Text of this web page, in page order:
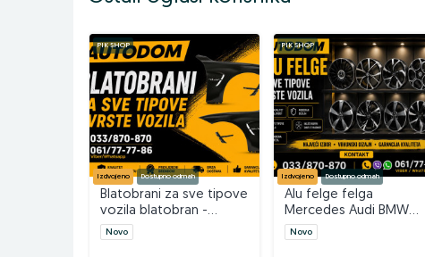
033/870-870 – TELEFON
061/77-77-86 – VIBER / WHATSAPP
INSTAGRAM – AUTODOM
PIK SHOP
Izdvojeno Dostupno odmah
Blatobrani za sve tipove
vozila blatobran -
AUTODOM
Novo
PIK SHOP
Izdvojeno Dostupno odmah
Alu felge felga
Mercedes Audi BMW
VW 16 17 18 19 20 21 22
AUTODOM
Novo